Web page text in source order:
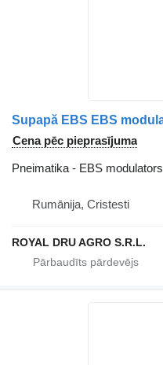
Cena pēc pieprasījuma
Pneimatika - EBS modulators
Rumānija, Cristesti
ROYAL DRU AGRO S.R.L.